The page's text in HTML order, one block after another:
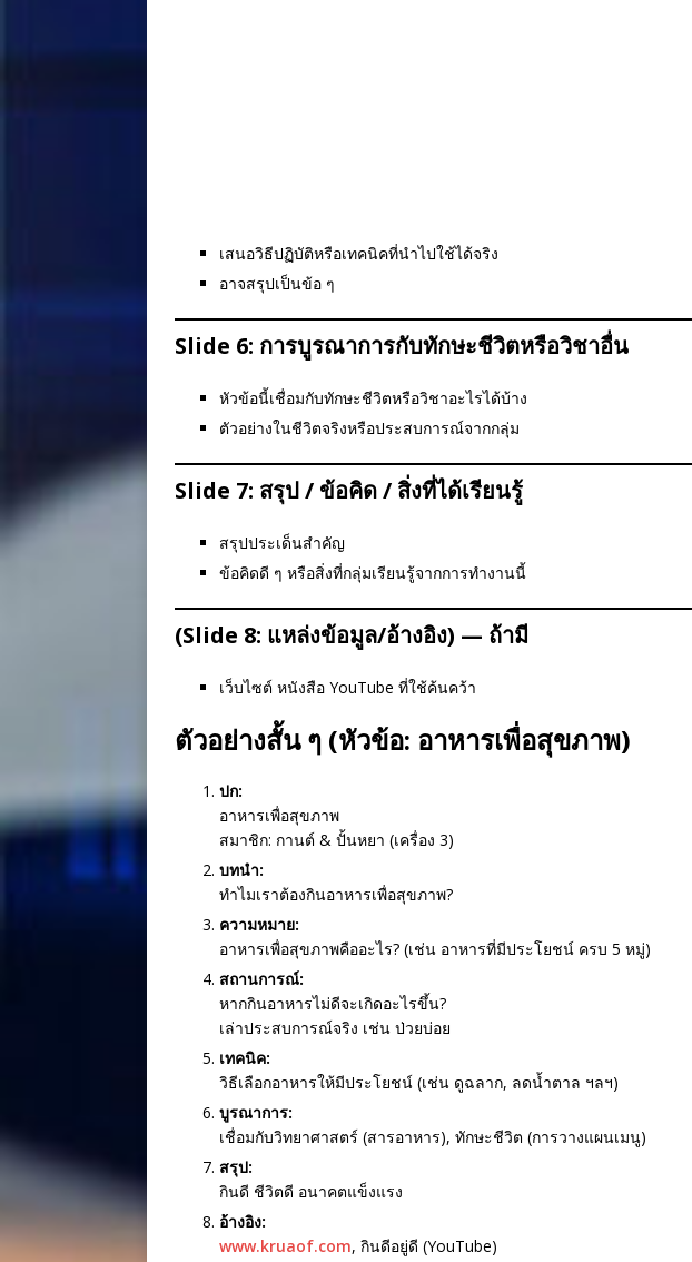
เสนอวิธีปฏิบัติหรือเทคนิคที่นำไปใช้ได้จริง
อาจสรุปเป็นข้อ ๆ
Slide 6: การบูรณาการกับทักษะชีวิตหรือวิชาอื่น
หัวข้อนี้เชื่อมกับทักษะชีวิตหรือวิชาอะไรได้บ้าง
ตัวอย่างในชีวิตจริงหรือประสบการณ์จากกลุ่ม
Slide 7: สรุป / ข้อคิด / สิ่งที่ได้เรียนรู้
สรุปประเด็นสำคัญ
ข้อคิดดี ๆ หรือสิ่งที่กลุ่มเรียนรู้จากการทำงานนี้
(Slide 8: แหล่งข้อมูล/อ้างอิง) — ถ้ามี
เว็บไซต์ หนังสือ YouTube ที่ใช้ค้นคว้า
ตัวอย่างสั้น ๆ (หัวข้อ: อาหารเพื่อสุขภาพ)
ปก:
อาหารเพื่อสุขภาพ
สมาชิก: กานต์ & ปั้นหยา (เครื่อง 3)
บทนำ:
ทำไมเราต้องกินอาหารเพื่อสุขภาพ?
ความหมาย:
อาหารเพื่อสุขภาพคืออะไร? (เช่น อาหารที่มีประโยชน์ ครบ 5 หมู่)
สถานการณ์:
หากกินอาหารไม่ดีจะเกิดอะไรขึ้น?
เล่าประสบการณ์จริง เช่น ป่วยบ่อย
เทคนิค:
วิธีเลือกอาหารให้มีประโยชน์ (เช่น ดูฉลาก, ลดน้ำตาล ฯลฯ)
บูรณาการ:
เชื่อมกับวิทยาศาสตร์ (สารอาหาร), ทักษะชีวิต (การวางแผนเมนู)
สรุป:
กินดี ชีวิตดี อนาคตแข็งแรง
อ้างอิง:
www.kruaof.com, กินดีอยู่ดี (YouTube)